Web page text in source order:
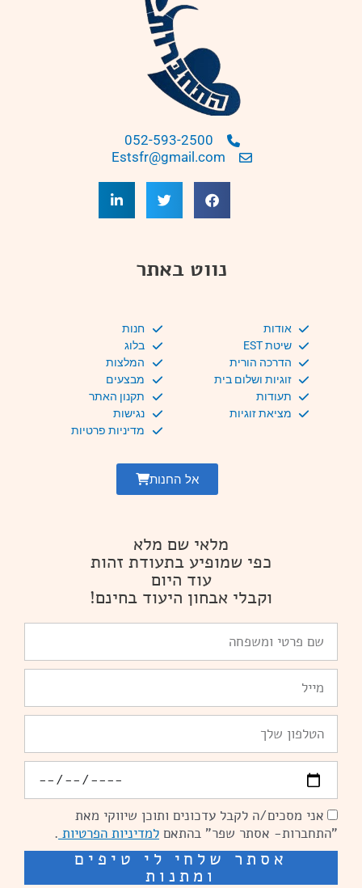
052-593-2500
Estsfr@gmail.com
נווט באתר
אודות
שיטת EST
הדרכה הורית
זוגיות ושלום בית
תעודות
מציאת זוגיות
חנות
בלוג
המלצות
מבצעים
תקנון האתר
נגישות
מדיניות פרטיות
אל החנות
מלאי שם מלא
כפי שמופיע בתעודת זהות
עוד היום
וקבלי אבחון היעוד בחינם!
פרטי
ומשפחה
הסכמהאני מסכים/ה לקבל עדכונים ותוכן שיווקי מאת
"התחברות- אסתר שפר" בהתאם למדיניות הפרטיות .
אסתר שלחי לי טיפים
ומתנות